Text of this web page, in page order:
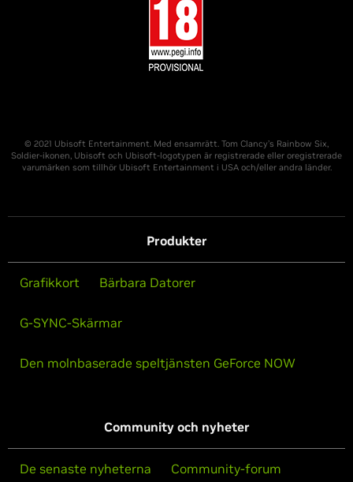
© 2021 Ubisoft Entertainment. Med ensamrätt. Tom Clancy’s Rainbow Six,
Soldier-ikonen, Ubisoft och Ubisoft-logotypen är registrerade eller oregistrerade
varumärken som tillhör Ubisoft Entertainment i USA och/eller andra länder.
Produkter
Grafikkort Bärbara Datorer
G-SYNC-Skärmar
Den molnbaserade speltjänsten GeForce NOW
Community och nyheter
De senaste nyheterna Community-forum